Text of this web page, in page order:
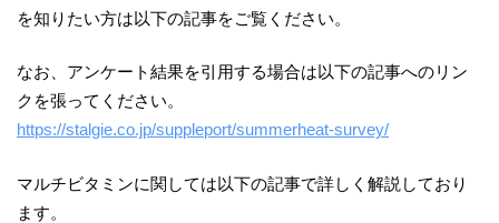
を知りたい方は以下の記事をご覧ください。
なお、アンケート結果を引用する場合は以下の記事へのリン
クを張ってください。
https://stalgie.co.jp/suppleport/summerheat-survey/
マルチビタミンに関しては以下の記事で詳しく解説しており
ます。